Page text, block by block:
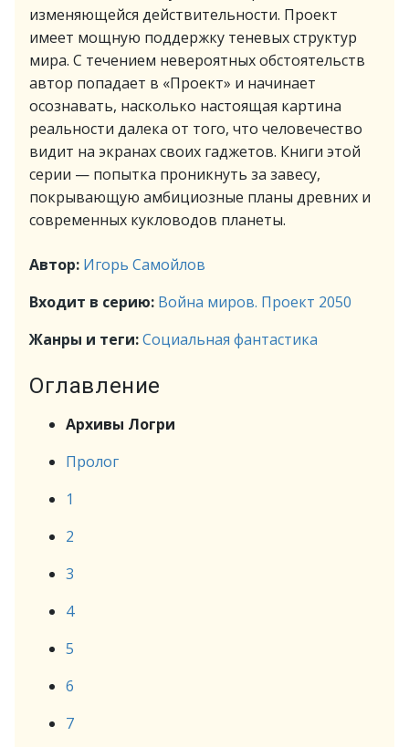
изменяющейся действительности. Проект
имеет мощную поддержку теневых структур
мира. С течением невероятных обстоятельств
автор попадает в «Проект» и начинает
осознавать, насколько настоящая картина
реальности далека от того, что человечество
видит на экранах своих гаджетов. Книги этой
серии — попытка проникнуть за завесу,
покрывающую амбициозные планы древних и
современных кукловодов планеты.
Автор: Игорь Самойлов
Входит в серию: Война миров. Проект 2050
Жанры и теги:Социальная фантастика
Оглавление
Архивы Логри
Пролог
1
2
3
4
5
6
7